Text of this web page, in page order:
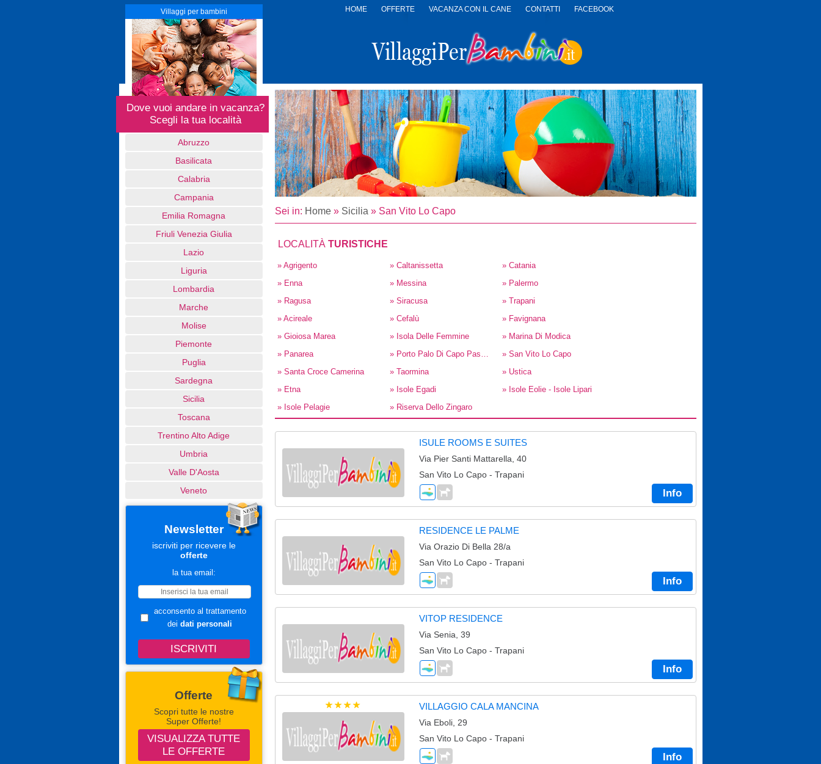
HOME OFFERTE VACANZA CON IL CANE CONTATTI
FACEBOOK
PER
BAMBINI
Villaggi per bambini
Dove vuoi andare in vacanza?
Scegli la tua località
Abruzzo
Basilicata
Calabria
Campania
Emilia Romagna
Friuli Venezia Giulia
Lazio
Liguria
Lombardia
Marche
Molise
Piemonte
Puglia
Sardegna
Sicilia
Toscana
Trentino Alto Adige
Umbria
Valle D'Aosta
Veneto
Newsletter
iscriviti per ricevere le
offerte
la tua email:
acconsento al trattamento
dei dati personali
Offerte
Scopri tutte le nostre
Super Offerte!
VISUALIZZA TUTTE
LE OFFERTE
Sei in: Home» Sicilia » San Vito Lo Capo
LOCALITÀ TURISTICHE
» Agrigento » Caltanissetta
» Catania
» Enna
» Messina
» Palermo
» Ragusa
» Siracusa
» Trapani
» Acireale
» Cefalù
» Favignana
» Gioiosa Marea
» Isola Delle Femmine
» Marina Di Modica
» Panarea
» Porto Palo Di Capo Passero
» San Vito Lo Capo
» Santa Croce Camerina
» Taormina
» Ustica
» Etna
» Isole Egadi
» Isole Eolie - Isole Lipari
» Isole Pelagie
» Riserva Dello Zingaro
ISULE ROOMS E SUITES
Via Pier Santi Mattarella, 40
San Vito Lo Capo - Trapani
Info
RESIDENCE LE PALME
Via Orazio Di Bella 28/a
San Vito Lo Capo - Trapani
Info
VITOP RESIDENCE
Via Senia, 39
San Vito Lo Capo - Trapani
Info
VILLAGGIO CALA MANCINA
Via Eboli, 29
San Vito Lo Capo - Trapani
Info